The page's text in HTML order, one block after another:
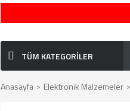
TÜM KATEGORİLER
Anasayfa Elektronik Malzemeler